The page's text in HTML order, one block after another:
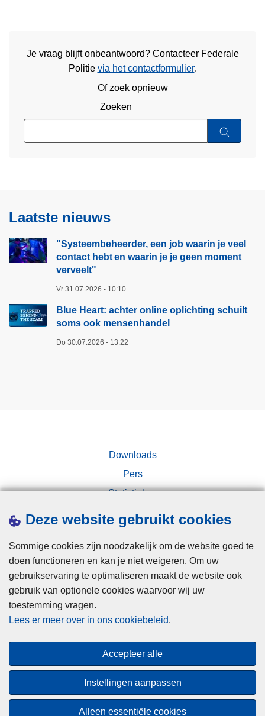
Deze website gebruikt cookies
Sommige cookies zijn noodzakelijk om de website goed te
doen functioneren en kan je niet weigeren. Om uw
gebruikservaring te optimaliseren maakt de website ook
gebruik van optionele cookies waarvoor wij uw
toestemming vragen.
Lees er meer over in ons cookiebeleid.
Accepteer alle
Instellingen aanpassen
Alleen essentiële cookies
Je vraag blijft onbeantwoord? Contacteer Federale
Politie via het contactformulier.
Of zoek opnieuw
Zoeken
Laatste nieuws
"Systeembeheerder, een job waarin je veel
contact hebt en waarin je je geen moment
verveelt"​
Vr 31.07.2026 - 10:10
Blue Heart: achter online oplichting schuilt
soms ook mensenhandel
Do 30.07.2026 - 13:22
Downloads
Pers
Statistieken
Privacy
Cookies
Toegankelijkheid
© 2026 Politie.be